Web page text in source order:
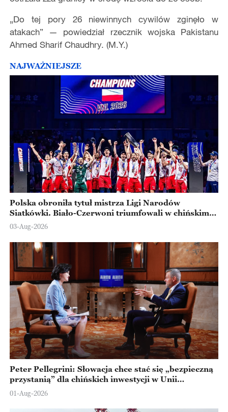
„Do tej pory 26 niewinnych cywilów zginęło w
atakach” — powiedział rzecznik wojska Pakistanu
Ahmed Sharif Chaudhry. (M.Y.)
NAJWAŻNIEJSZE
Polska obroniła tytuł mistrza Ligi Narodów
Siatkówki. Biało-Czerwoni triumfowali w chińskim
Ningbo
03-Aug-2026
Peter Pellegrini: Słowacja chce stać się „bezpieczną
przystanią” dla chińskich inwestycji w Unii
Europejskiej
01-Aug-2026